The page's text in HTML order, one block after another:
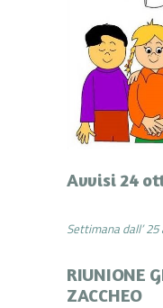
Avvisi 24
Settimana dall’
RIUNIONE
ZACCHEO